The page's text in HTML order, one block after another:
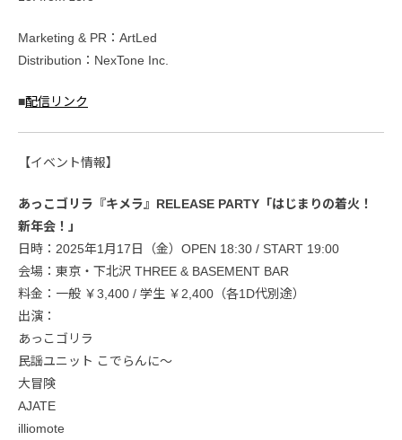
Marketing & PR：ArtLed
Distribution：NexTone Inc.
■配信リンク
【イベント情報】
あっこゴリラ『キメラ』RELEASE PARTY「はじまりの着火！
新年会！」
日時：2025年1月17日（金）OPEN 18:30 / START 19:00
会場：東京・下北沢 THREE & BASEMENT BAR
料金：一般 ￥3,400 / 学生 ￥2,400（各1D代別途）
出演：
あっこゴリラ
民謡ユニット こでらんに～
大冒険
AJATE
illiomote